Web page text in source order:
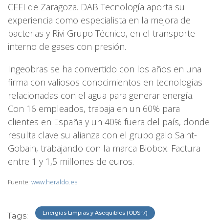
CEEI de Zaragoza. DAB Tecnología aporta su
experiencia como especialista en la mejora de
bacterias y Rivi Grupo Técnico, en el transporte
interno de gases con presión.
Ingeobras se ha convertido con los años en una
firma con valiosos conocimientos en tecnologías
relacionadas con el agua para generar energía.
Con 16 empleados, trabaja en un 60% para
clientes en España y un 40% fuera del país, donde
resulta clave su alianza con el grupo galo Saint-
Gobain, trabajando con la marca Biobox. Factura
entre 1 y 1,5 millones de euros.
Fuente: www.heraldo.es
Tags: Energías Limpias y Asequibles (ODS-7)